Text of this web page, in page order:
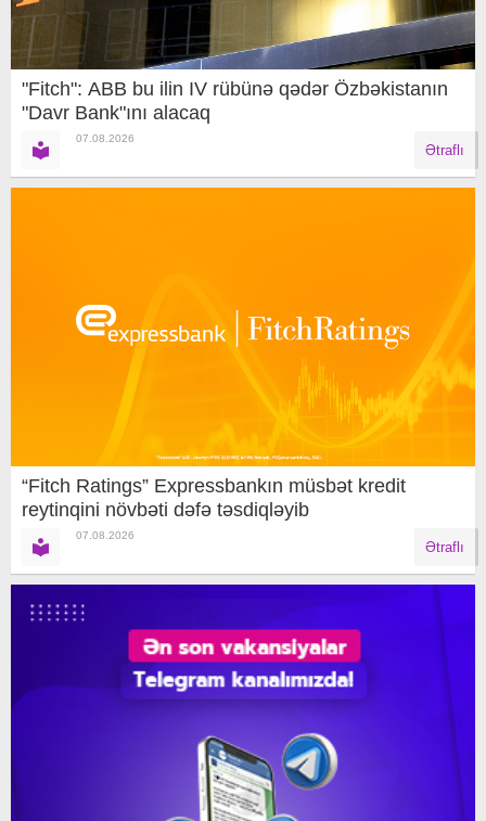
"Fitch": ABB bu ilin IV rübünə qədər Özbəkistanın
"Davr Bank"ını alacaq
07.08.2026
Ətraflı
“Fitch Ratings” Expressbankın müsbət kredit
reytinqini növbəti dəfə təsdiqləyib
07.08.2026
Ətraflı